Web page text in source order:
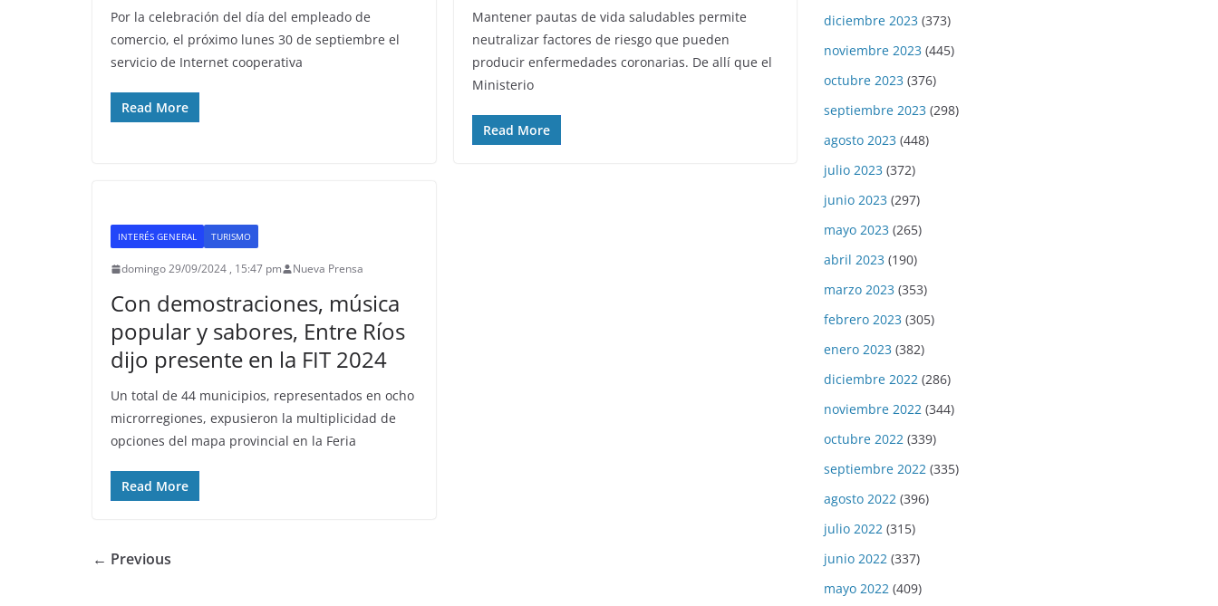
Por la celebración del día del empleado de
comercio, el próximo lunes 30 de septiembre el
servicio de Internet cooperativa
Read More
Mantener pautas de vida saludables permite
neutralizar factores de riesgo que pueden
producir enfermedades coronarias. De allí que el
Ministerio
Read More
INTERÉS GENERAL TURISMO
domingo 29/09/2024 , 15:47 pm Nueva Prensa
Con demostraciones, música
popular y sabores, Entre Ríos
dijo presente en la FIT 2024
Un total de 44 municipios, representados en ocho
microrregiones, expusieron la multiplicidad de
opciones del mapa provincial en la Feria
Read More
← Previous
diciembre 2023 (373)
noviembre 2023 (445)
octubre 2023 (376)
septiembre 2023 (298)
agosto 2023 (448)
julio 2023 (372)
junio 2023 (297)
mayo 2023 (265)
abril 2023 (190)
marzo 2023 (353)
febrero 2023 (305)
enero 2023 (382)
diciembre 2022 (286)
noviembre 2022 (344)
octubre 2022 (339)
septiembre 2022 (335)
agosto 2022 (396)
julio 2022 (315)
junio 2022 (337)
mayo 2022 (409)